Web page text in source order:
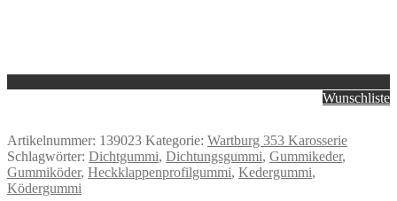
Wunschliste
Artikelnummer: 139023 Kategorie: Wartburg 353 Karosserie
Schlagwörter: Dichtgummi, Dichtungsgummi, Gummikeder,
Gummiköder, Heckklappenprofilgummi, Kedergummi,
Ködergummi